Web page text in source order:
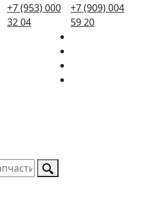
+7 (953) 000
32 04
+7 (909) 004
59 20